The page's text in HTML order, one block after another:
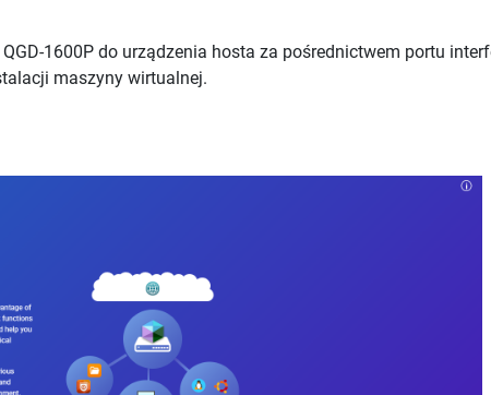
1600P do urządzenia hosta za pośrednictwem portu
maszyny wirtualnej.